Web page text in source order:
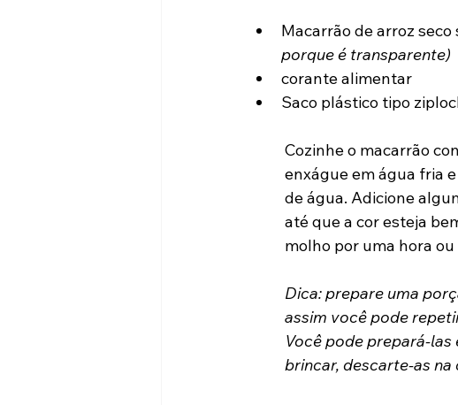
Macarrão de arroz seco
porque é transparente)
corante alimentar
Saco plástico tipo
Cozinhe o macarrão
enxágue em água fria
de água. Adicione
até que a cor esteja
molho por uma hora
Dica: prepare uma
assim você pode
Você pode prepará-las
brincar, descarte-as